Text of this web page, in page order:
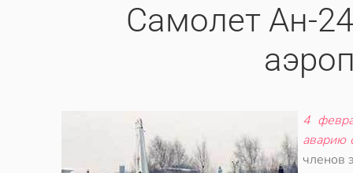
Самолет Ан-
4
аварию
членов